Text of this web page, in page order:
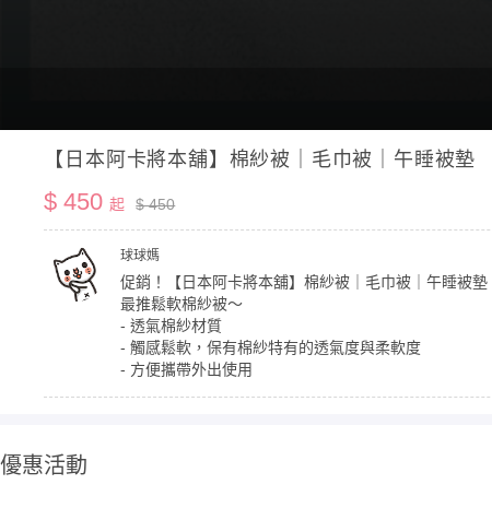
【日本阿卡將本舖】棉紗被｜毛巾被｜午睡被墊
$ 450起 $ 450
球球媽
促銷！【日本阿卡將本舖】棉紗被｜毛巾被｜午睡被墊
最推鬆軟棉紗被～
- 透氣棉紗材質
- 觸感鬆軟，保有棉紗特有的透氣度與柔軟度
- 方便攜帶外出使用
優惠活動